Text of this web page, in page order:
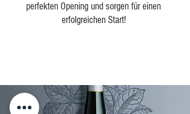
perfekten Opening und sorgen für einen
erfolgreichen Start!